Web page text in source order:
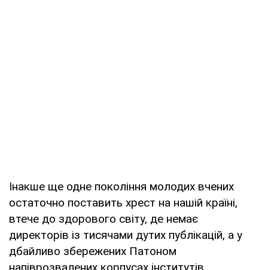
Інакше ще одне покоління молодих вчених
остаточно поставить хрест на нашій країні,
втече до здорового світу, де немає
директорів із тисячами дутих публікацій, а у
дбайливо збережених Патоном
напіврозвалених корпусах інститутів